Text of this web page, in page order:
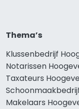
Thema’s
Klussenbedrijf
Notarissen
Taxateurs
Makelaars